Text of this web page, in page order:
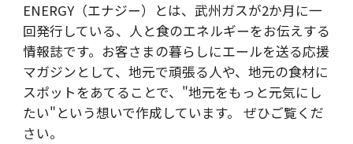
ENERGY（エナジー）とは、武州ガスが2か月に一
回発行している、人と食のエネルギーをお伝えする
情報誌です。お客さまの暮らしにエールを送る応援
マガジンとして、地元で頑張る人や、地元の食材に
スポットをあてることで、"地元をもっと元気にし
たい"という想いで作成しています。 ぜひご覧くだ
さい。